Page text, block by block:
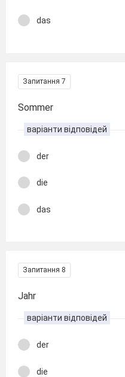
das
Запитання 7
Sommer
варіанти відповідей
der
die
das
Запитання 8
Jahr
варіанти відповідей
der
die